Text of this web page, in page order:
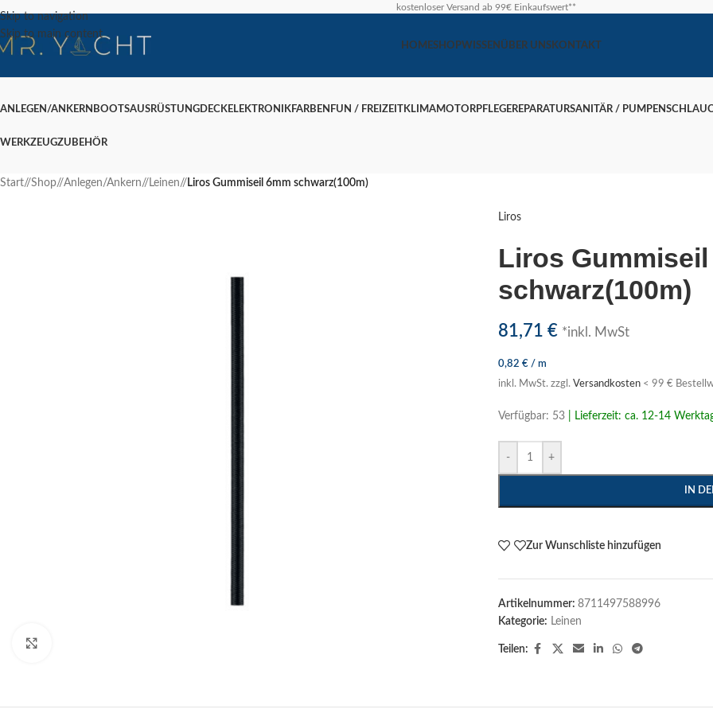
Skip to navigation
Skip to main content
kostenloser Versand ab 99€ Einkaufswert**
HOMESHOPWISSEN ÜBER UNSKONTAKT
ANLEGEN/ANKERN BOOTSAUSRÜSTUNG DECK ELEKTRONIK FARBEN FUN / FREIZEITKLIMAMOTORPFLEGEREPARATURSANITÄR / PUMPEN
WERKZEUGZUBEHÖR
Start/ Shop/ Anlegen/Ankern/ Leinen/ Liros Gummiseil 6mm schwarz(100m)
Liros
Liros Gummiseil
schwarz(100m)
81,71 € *inkl. MwSt
0,82 €/ m
inkl. MwSt. zzgl. Versandkosten< 99 €
Verfügbar: 53| Lieferzeit: ca. 12-14
- +
IN
Zur Wunschliste hinzufügen
Artikelnummer: 8711497588996
Kategorie: Leinen
Teilen: